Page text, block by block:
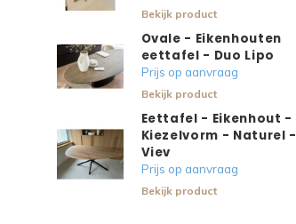
Bekijk product
Ovale - Eikenhouten
eettafel - Duo Lipo
Prijs op aanvraag
Bekijk product
Eettafel - Eikenhout -
Kiezelvorm - Naturel -
Viev
Prijs op aanvraag
Bekijk product